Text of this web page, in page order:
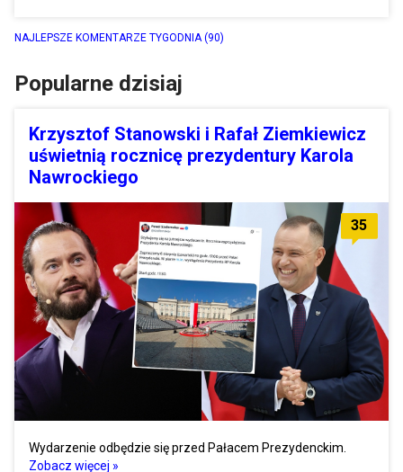
NAJLEPSZE KOMENTARZE TYGODNIA(90)
Popularne dzisiaj
Krzysztof Stanowski i Rafał Ziemkiewicz
uświetnią rocznicę prezydentury Karola
Nawrockiego
35
Wydarzenie odbędzie się przed Pałacem Prezydenckim.
Zobacz więcej »